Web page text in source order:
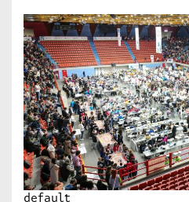
default